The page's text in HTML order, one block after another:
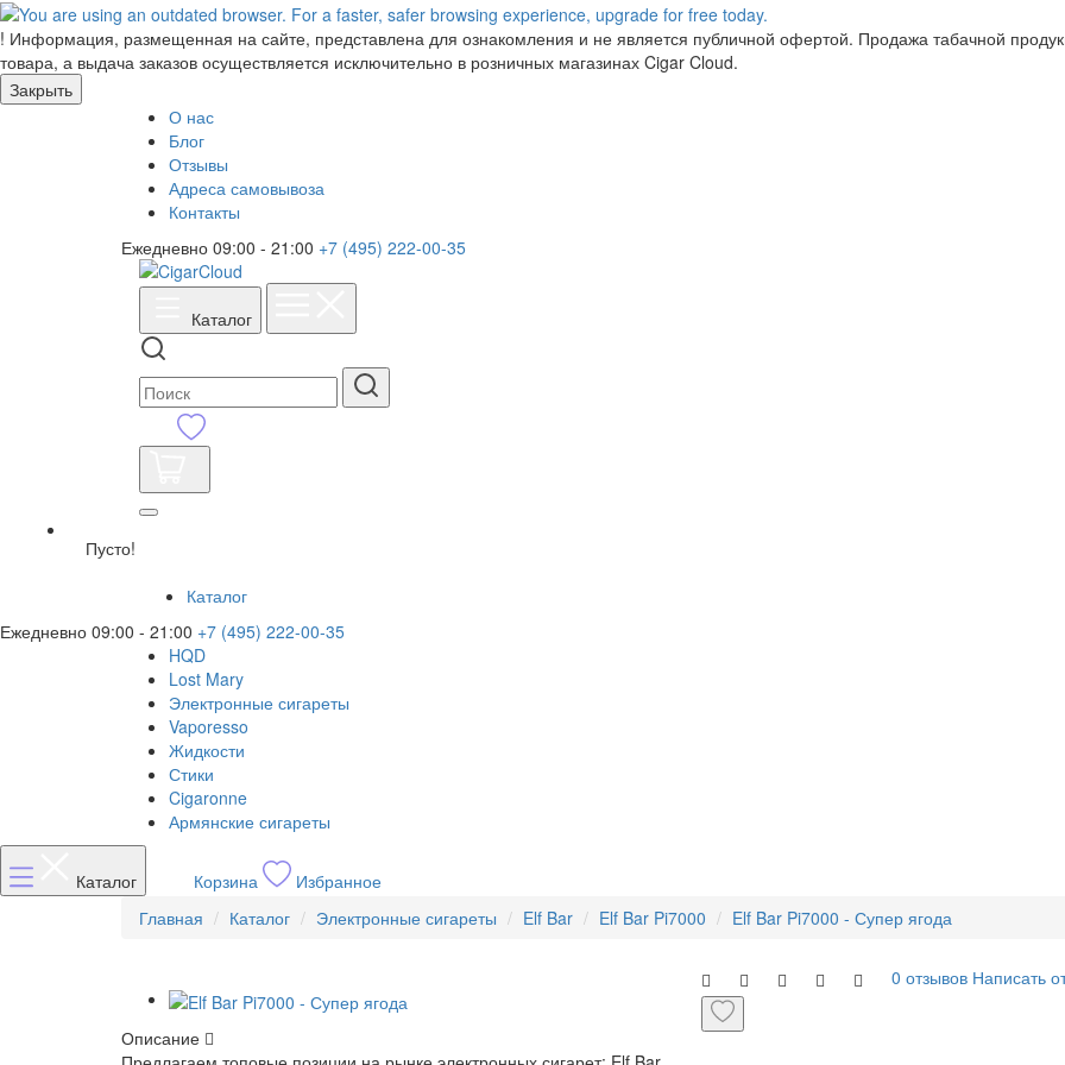
! Информация, размещенная на сайте, представлена для ознакомления и не является публичной офертой. Продажа табачной
товара, а выдача заказов осуществляется исключительно в розничных магазинах Cigar Cloud.
Закрыть
О нас
Блог
Отзывы
Адреса самовывоза
Контакты
Ежедневно 09:00 - 21:00 +7 (495) 222-00-35
Каталог
Пусто!
Каталог
Ежедневно 09:00 - 21:00 +7 (495) 222-00-35
HQD
Lost Mary
Электронные сигареты
Vaporesso
Жидкости
Стики
Cigaronne
Армянские сигареты
Каталог Корзина
Избранное
Главная
Каталог Электронные сигареты Elf Bar Elf Bar Pi7000 Elf Bar Pi7000 - Супер ягода
Описание
0 отзывов Написать